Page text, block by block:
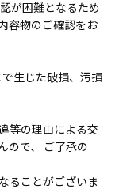
が困難となるため
容物のご確認をお
生じた破損、汚損
等の理由による交
ので、 ご了承の
ることがございま